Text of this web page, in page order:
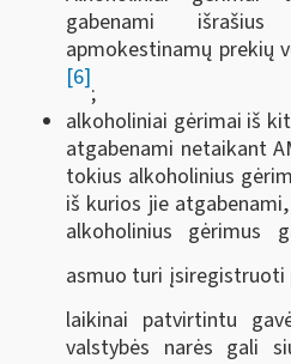
gabenami
apmokestinamų prekių
[6]
;
alkoholiniai gėrimai iš
atgabenami netaikant
tokius alkoholinius
iš kurios jie
alkoholinius gėrimus
asmuo turi
laikinai patvirtintu
valstybės narės gali